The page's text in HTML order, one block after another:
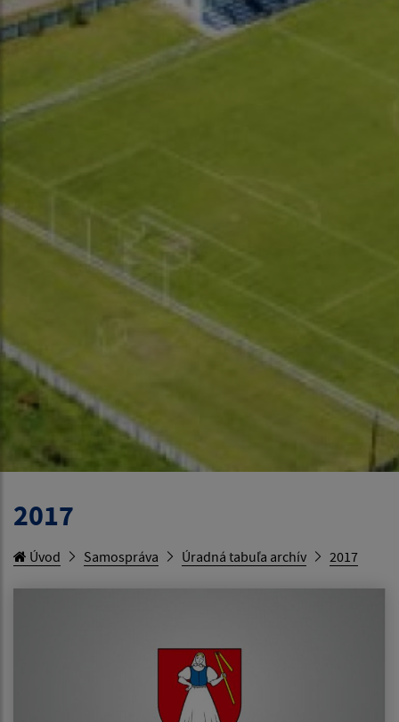
2017
Úvod Samospráva Úradná tabuľa archív 2017